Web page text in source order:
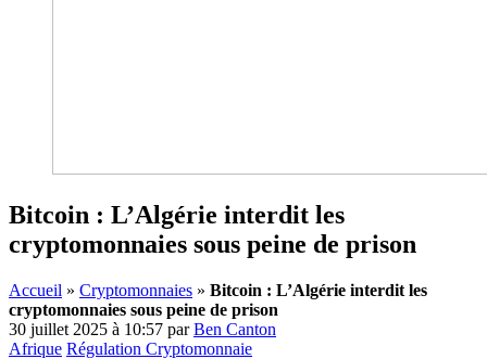
Bitcoin : L’Algérie interdit les
cryptomonnaies sous peine de prison
Accueil » Cryptomonnaies » Bitcoin : L’Algérie interdit les
cryptomonnaies sous peine de prison
30 juillet 2025 à 10:57 parBen Canton
Afrique Régulation Cryptomonnaie